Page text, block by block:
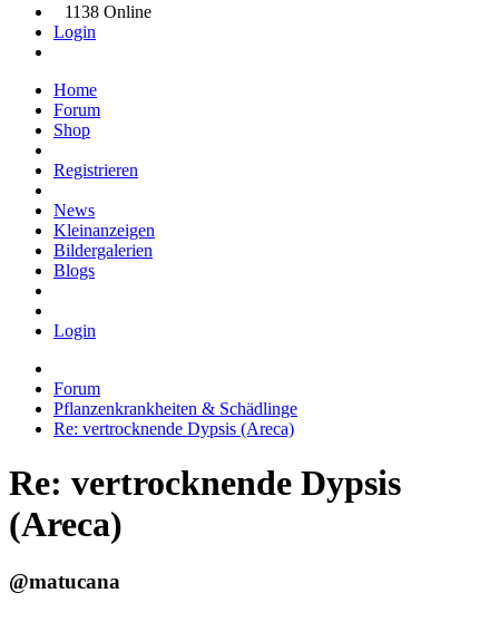
1138 Online
Login
Home
Forum
Shop
Registrieren
News
Kleinanzeigen
Bildergalerien
Blogs
Login
Forum
Pflanzenkrankheiten & Schädlinge
Re: vertrocknende Dypsis (Areca)
Re: vertrocknende Dypsis
(Areca)
@matucana